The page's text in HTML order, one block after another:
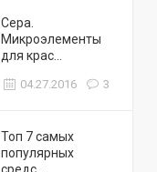
Сера.
Микроэлементы
для крас...
04.27.2016 3
Топ 7 самых
популярных